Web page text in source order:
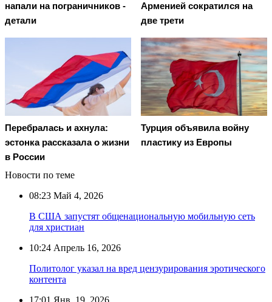
напали на пограничников -
детали
Арменией сократился на
две трети
Перебралась и ахнула:
эстонка рассказала о жизни
в России
Турция объявила войну
пластику из Европы
Новости по теме
08:23 Май 4, 2026
В США запустят общенациональную мобильную сеть
для христиан
10:24 Апрель 16, 2026
Политолог указал на вред цензурирования эротического
контента
17:01 Янв. 19, 2026